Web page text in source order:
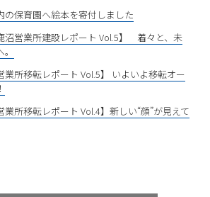
の保育園へ絵本を寄付しました
沼営業所建設レポート Vol.5】 着々と、未
業所移転レポート Vol.5】 いよいよ移転オー
業所移転レポート Vol.4】新しい“顔”が見えて